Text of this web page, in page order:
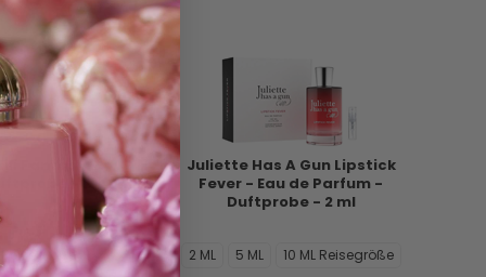
Fantasy -
- 2
Reisegröße
Juliette Has A Gun Lipstick
Fever - Eau de Parfum -
Duftprobe - 2 ml
2 ML 5 ML 10 ML Reisegröße